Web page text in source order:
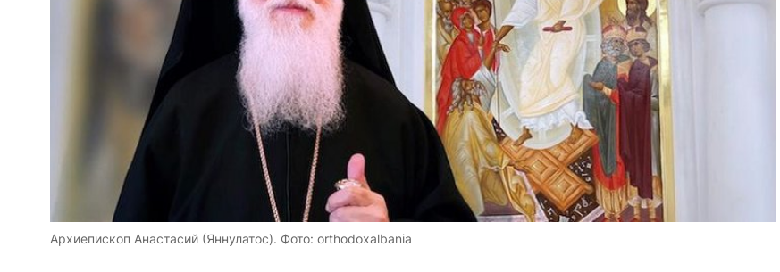
Архиепископ Анастасий (Яннулатос). Фото: orthodoxalbania